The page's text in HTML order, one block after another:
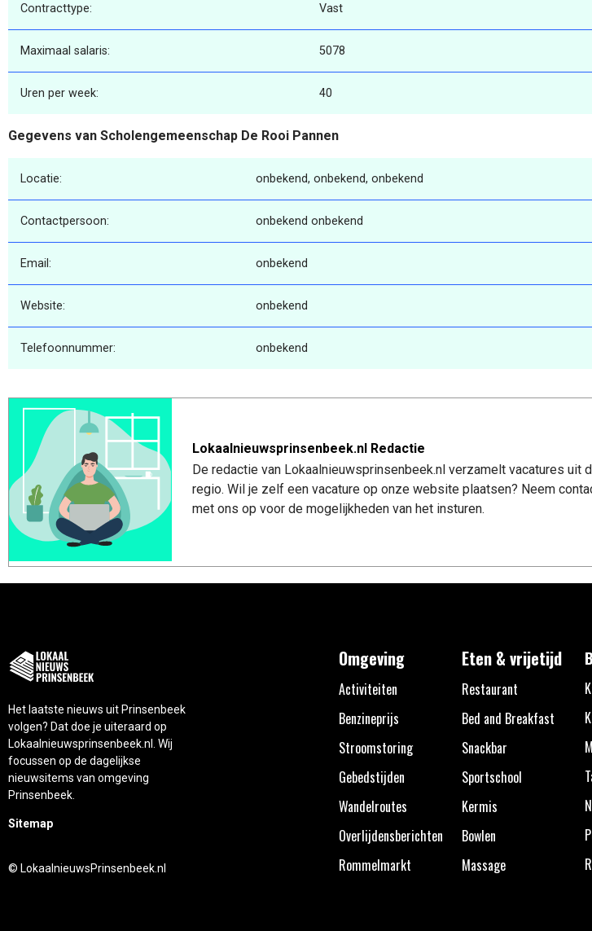
Contracttype: Vast
Maximaal salaris: 5078
Uren per week: 40
Gegevens van Scholengemeenschap De Rooi Pannen
Locatie: onbekend, onbekend, onbekend
Contactpersoon: onbekend onbekend
Email: onbekend
Website: onbekend
Telefoonnummer: onbekend
Lokaalnieuwsprinsenbeek.nl Redactie
De redactie van Lokaalnieuwsprinsenbeek.nl verzamelt vacatures uit
regio. Wil je zelf een vacature op onze website plaatsen? Neem
met ons op voor de mogelijkheden van het insturen.
Het laatste nieuws uit Prinsenbeek
volgen? Dat doe je uiteraard op
Lokaalnieuwsprinsenbeek.nl. Wij
focussen op de dagelijkse
nieuwsitems van omgeving
Prinsenbeek.
Sitemap
© LokaalnieuwsPrinsenbeek.nl
Omgeving
Activiteiten
Benzineprijs
Stroomstoring
Gebedstijden
Wandelroutes
Overlijdensberichten
Rommelmarkt
Eten & vrijetijd
Restaurant
Bed and Breakfast
Snackbar
Sportschool
Kermis
Bowlen
Massage